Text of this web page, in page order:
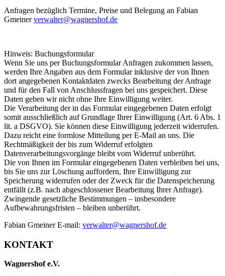
Anfragen bezüglich Termine, Preise und Belegung an Fabian
Gmeinerverwalter@wagnershof.de
Hinweis: Buchungsformular
Wenn Sie uns per Buchungsformular Anfragen zukommen lassen,
werden Ihre Angaben aus dem Formular inklusive der von Ihnen
dort angegebenen Kontaktdaten zwecks Bearbeitung der Anfrage
und für den Fall von Anschlussfragen bei uns gespeichert. Diese
Daten geben wir nicht ohne Ihre Einwilligung weiter.
Die Verarbeitung der in das Formular eingegebenen Daten erfolgt
somit ausschließlich auf Grundlage Ihrer Einwilligung (Art. 6 Abs. 1
lit. a DSGVO). Sie können diese Einwilligung jederzeit widerrufen.
Dazu reicht eine formlose Mitteilung per E-Mail an uns. Die
Rechtmäßigkeit der bis zum Widerruf erfolgten
Datenverarbeitungsvorgänge bleibt vom Widerruf unberührt.
Die von Ihnen im Formular eingegebenen Daten verbleiben bei uns,
bis Sie uns zur Löschung auffordern, Ihre Einwilligung zur
Speicherung widerrufen oder der Zweck für die Datenspeicherung
entfällt (z.B. nach abgeschlossener Bearbeitung Ihrer Anfrage).
Zwingende gesetzliche Bestimmungen – insbesondere
Aufbewahrungsfristen – bleiben unberührt.
Fabian Gmeiner E-mail: verwalter@wagnershof.de
KONTAKT
Wagnershof e.V.